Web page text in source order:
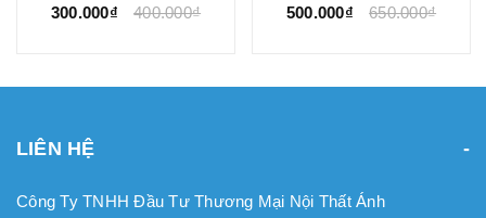
300.000₫
400.000₫
500.000₫
650.000₫
LIÊN HỆ
Công Ty TNHH Đầu Tư Thương Mại Nội Thất Ánh